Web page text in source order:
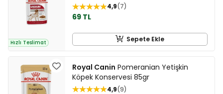
Hızlı Teslimat
4,9 7
69 TL
Sepete Ekle
Royal Canin Pomeranian Yetişkin
Köpek Konservesi 85gr
4,9 9